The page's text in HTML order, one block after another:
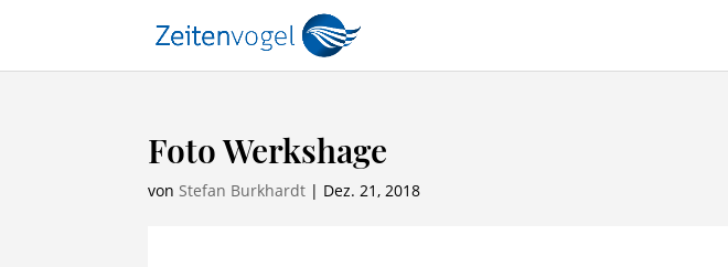
Foto Werkshage
vonStefan Burkhardt | Dez. 21, 2018